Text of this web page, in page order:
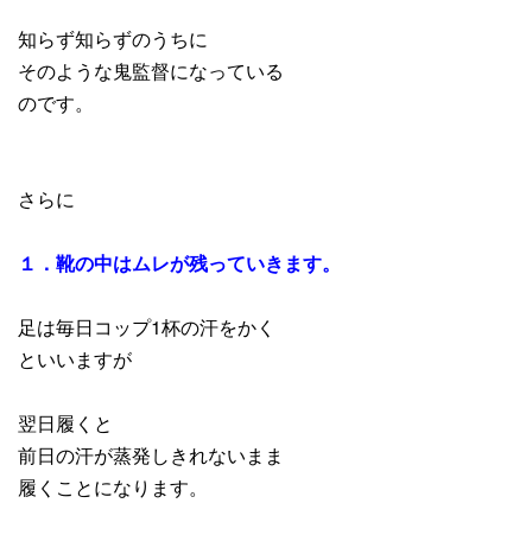
知らず知らずのうちに
そのような鬼監督になっている
のです。
さらに
１．靴の中はムレが残っていきます。
足は毎日コップ1杯の汗をかく
といいますが
翌日履くと
前日の汗が蒸発しきれないまま
履くことになります。